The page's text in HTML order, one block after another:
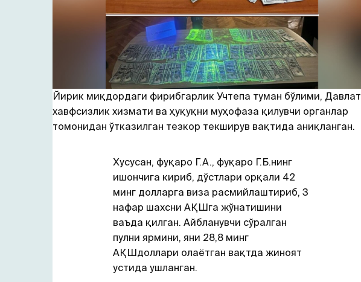
Йирик миқдордаги фирибгарлик Учтепа туман бўлими, Давлат
хавфсизлик хизмати ва ҳуқуқни муҳофаза қилувчи органлар
томонидан ўтказилган тезкор текширув вақтида аниқланган.
Хусусан, фуқаро Г.А., фуқаро Г.Б.нинг
ишончига кириб, дўстлари орқали 42
минг долларга виза расмийлаштириб, 3
нафар шахсни АҚШга жўнатишини
ваъда қилган. Айбланувчи сўралган
пулни ярмини, яни 28,8 минг
АҚШдоллари олаётган вақтда жиноят
устида ушланган.